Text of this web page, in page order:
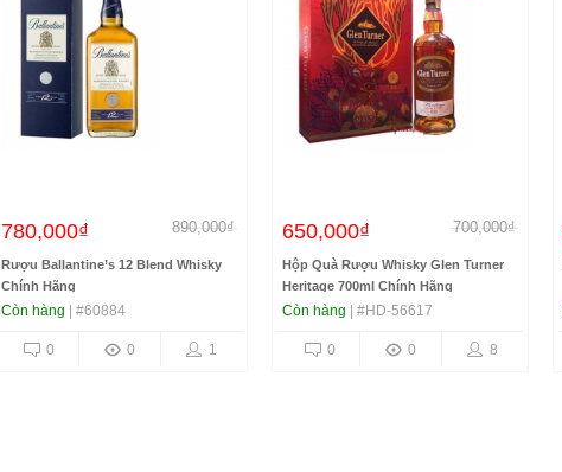
780,000₫ 890,000₫
Rượu Ballantine’s 12 Blend Whisky
Chính Hãng
Còn hàng | #60884
1
0
0
650,000₫ 700,000₫
Hộp Quà Rượu Whisky Glen Turner
Heritage 700ml Chính Hãng
Còn hàng | #HD-56617
8
0
0